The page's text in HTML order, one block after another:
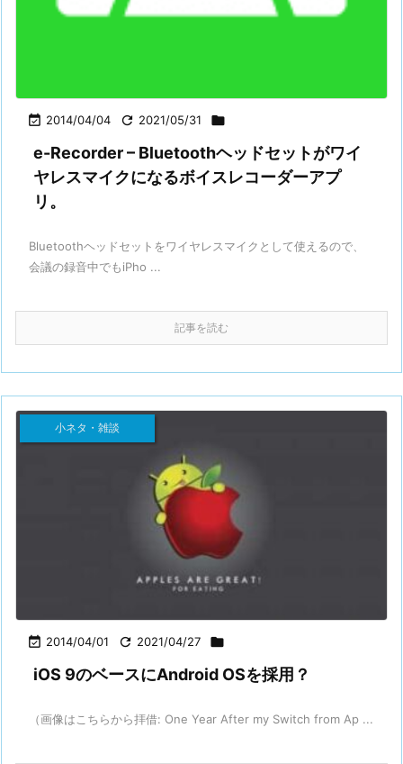
 2014/04/04  2021/05/31 
e-Recorder – Bluetoothヘッドセットがワイ
ヤレスマイクになるボイスレコーダーアプ
リ。
Bluetoothヘッドセットをワイヤレスマイクとして使えるので、
会議の録音中でもiPho ...
記事を読む
 2014/04/01  2021/04/27 
小ネタ・雑談
iOS 9のベースにAndroid OSを採用？
（画像はこちらから拝借: One Year After my Switch from Ap ...